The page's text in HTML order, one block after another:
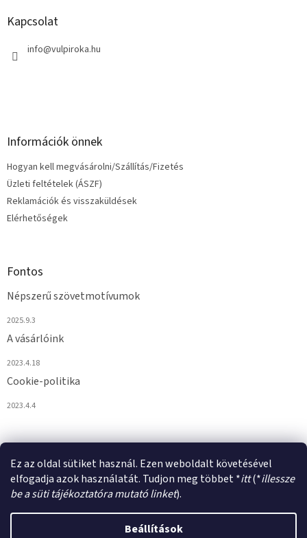
Ez az oldal sütiket használ. Ezen weboldalt követésével
elfogadja azok használatát. Tudjon meg többet *itt(*illessze
be a süti tájékoztatóra mutató linket).
Beállítások
Kapcsolat
info@vulpiroka.hu
Információk önnek
Hogyan kell megvásárolni/Szállítás/Fizetés
Üzleti feltételek (ÁSZF)
Reklamációk és visszaküldések
Elérhetőségek
Fontos
Népszerű szövetmotívumok
2025.9.3
A vásárlóink
2023.4.18
Cookie-politika
2023.4.4